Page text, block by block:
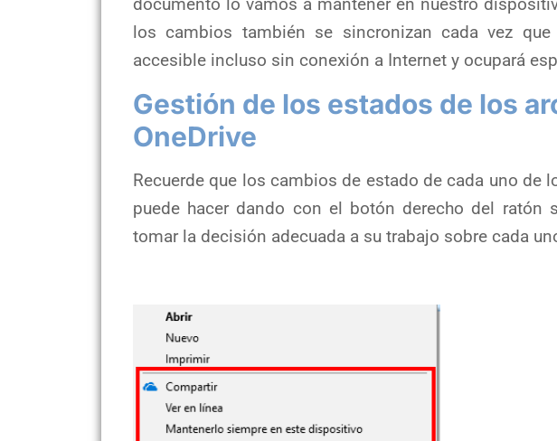
documento lo vamos a mantener en nuestro
los cambios también se sincronizan cada vez
accesible incluso sin conexión a Internet y ocupará
Gestión de los estados de los
OneDrive
Recuerde que los cambios de estado de cada uno de
puede hacer dando con el botón derecho del ratón
tomar la decisión adecuada a su trabajo sobre cada